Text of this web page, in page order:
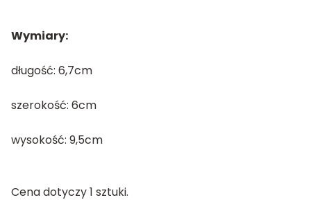
Wymiary:
długość: 6,7cm
szerokość: 6cm
wysokość: 9,5cm
Cena dotyczy 1 sztuki.